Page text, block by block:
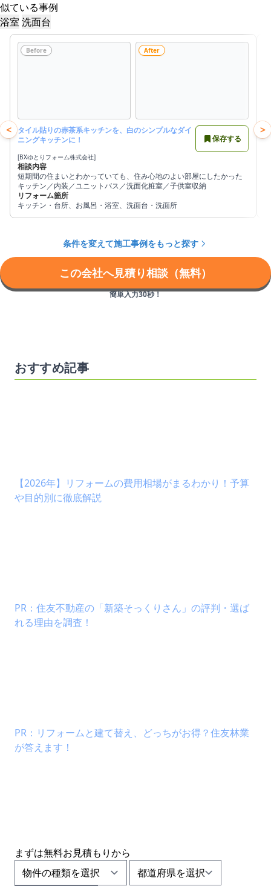
似ている事例
浴室 洗面台
<
Before After
タイル貼りの赤茶系キッチンを、白のシンプルなダイ
ニングキッチンに！
保存する
[BXゆとりフォーム株式会社]
相談内容
短期間の住まいとわかっていても、住み心地のよい部屋にしたかった
キッチン／内装／ユニットバス／洗面化粧室／子供室収納
リフォーム箇所
キッチン・台所、お風呂・浴室、洗面台・洗面所
>
条件を変えて施工事例をもっと探す
この会社へ見積り相談（無料）
簡単入力30秒！
おすすめ記事
【2026年】リフォームの費用相場がまるわかり！予算
や目的別に徹底解説
PR：住友不動産の「新築そっくりさん」の評判・選ば
れる理由を調査！
PR：リフォームと建て替え、どっちがお得？住友林業
が答えます！
まずは無料お見積もりから